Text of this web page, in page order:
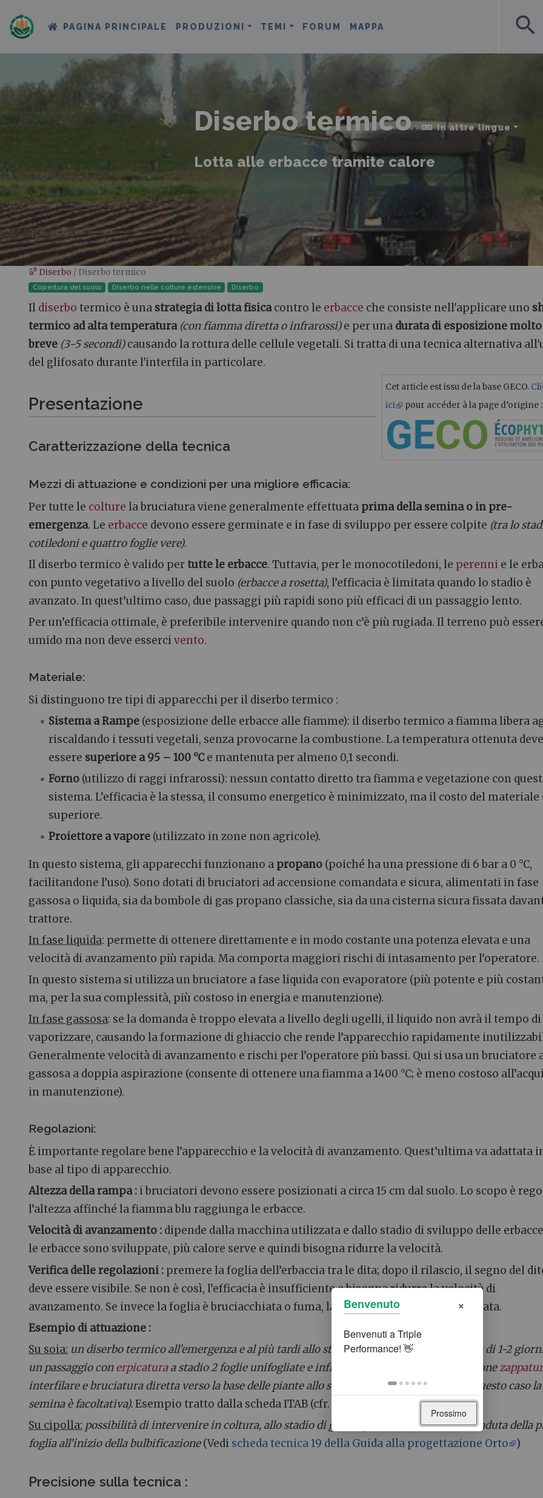
PAGINA PRINCIPALE PRODUZIONI TEMI FORUM MAPPA search
Diserbo termico In altre lingue
Lotta alle erbacce tramite calore
Vai a:navigazione,ricerca
Diserbo / Diserbo termico
Copertura del suolo Diserbo nelle colture estensive Diserbo
Il diserbo termico è una strategia di lotta fisicacontro le erbacce che consiste nell'applicare uno
termico ad alta temperatura (con fiamma diretta o infrarossi)e per una durata di esposizione molto
breve (3-5 secondi)causando la rottura delle cellule vegetali. Si tratta di una tecnica alternativa
del glifosato durante l'interfila in particolare.
Cet article est issu de la base GECO.
ici
pour accéder à la page d’origine :
Presentazione
Caratterizzazione della tecnica
Mezzi di attuazione e condizioni per una migliore efficacia:
Per tutte le colture la bruciatura viene generalmente effettuata prima della semina o in pre-
emergenza. Le erbacce devono essere germinate e in fase di sviluppo per essere colpite (tra lo
cotiledoni e quattro foglie vere).
Il diserbo termico è valido per tutte le erbacce. Tuttavia, per le monocotiledoni, le perenni e le
con punto vegetativo a livello del suolo (erbacce a rosetta), l’efficacia è limitata quando lo stadio è
avanzato. In quest’ultimo caso, due passaggi più rapidi sono più efficaci di un passaggio lento.
Per un’efficacia ottimale, è preferibile intervenire quando non c’è più rugiada. Il terreno può
umido ma non deve essercivento.
Materiale:
Si distinguono tre tipi di apparecchi per il diserbo termico :
Sistema a Rampe (esposizione delle erbacce alle fiamme): il diserbo termico a fiamma libera
riscaldando i tessuti vegetali, senza provocarne la combustione. La temperatura ottenuta deve
essere superiore a 95 – 100 °Ce mantenuta per almeno 0,1 secondi.
Forno (utilizzo di raggi infrarossi): nessun contatto diretto tra fiamma e vegetazione con
sistema. L’efficacia è la stessa, il consumo energetico è minimizzato, ma il costo del materiale
superiore.
Proiettore a vapore (utilizzato in zone non agricole).
In questo sistema, gli apparecchi funzionano a propano (poiché ha una pressione di 6 bar a 0 °C,
facilitandone l’uso). Sono dotati di bruciatori ad accensione comandata e sicura, alimentati in fase
gassosa o liquida, sia da bombole di gas propano classiche, sia da una cisterna sicura fissata
trattore.
In fase liquida: permette di ottenere direttamente e in modo costante una potenza elevata e una
velocità di avanzamento più rapida. Ma comporta maggiori rischi di intasamento per l’operatore.
In questo sistema si utilizza un bruciatore a fase liquida con evaporatore (più potente e più
ma, per la sua complessità, più costoso in energia e manutenzione).
In fase gassosa: se la domanda è troppo elevata a livello degli ugelli, il liquido non avrà il tempo di
vaporizzare, causando la formazione di ghiaccio che rende l’apparecchio rapidamente
Generalmente velocità di avanzamento e rischi per l’operatore più bassi. Qui si usa un bruciatore
gassosa a doppia aspirazione (consente di ottenere una fiamma a 1400 °C; è meno costoso
in manutenzione).
Regolazioni:
È importante regolare bene l’apparecchio e la velocità di avanzamento. Quest’ultima va adattata
base al tipo di apparecchio.
Altezza della rampa : i bruciatori devono essere posizionati a circa 15 cm dal suolo. Lo scopo è
l’altezza affinché la fiamma blu raggiunga le erbacce.
Velocità di avanzamento : dipende dalla macchina utilizzata e dallo stadio di sviluppo delle
le erbacce sono sviluppate, più calore serve e quindi bisogna ridurre la velocità.
Verifica delle regolazioni : premere la foglia dell’erbaccia tra le dita; dopo il rilascio, il segno del
deve essere visibile. Se non è così, l’efficacia è insufficiente e bisogna ridurre la velocità di
avanzamento. Se invece la foglia è bruciacchiata o fuma, la velocità può essere aumentata.
Esempio di attuazione :
Su soia: un diserbo termico all’emergenza e al più tardi allo stadio cotiledoni chiusi (finestra di 1-2
un passaggio conerpicaturaa stadio 2 foglie unifogliate e infine un passaggio in combinazione
interfilare e bruciatura diretta verso la base delle piante allo stadio 3-4 foglie della soia (in questo caso la
semina è facoltativa).Esempio tratto dalla scheda ITAB (cfr. bibliografia).
Su cipolla: possibilità di intervenire in coltura, allo stadio di germoglio, poi dallo stadio di caduta della
foglia all’inizio della bulbificazione(Vedi scheda tecnica 19 della Guida alla progettazione Orto )
Precisione sulla tecnica :
Benvenuto ×
Prossimo